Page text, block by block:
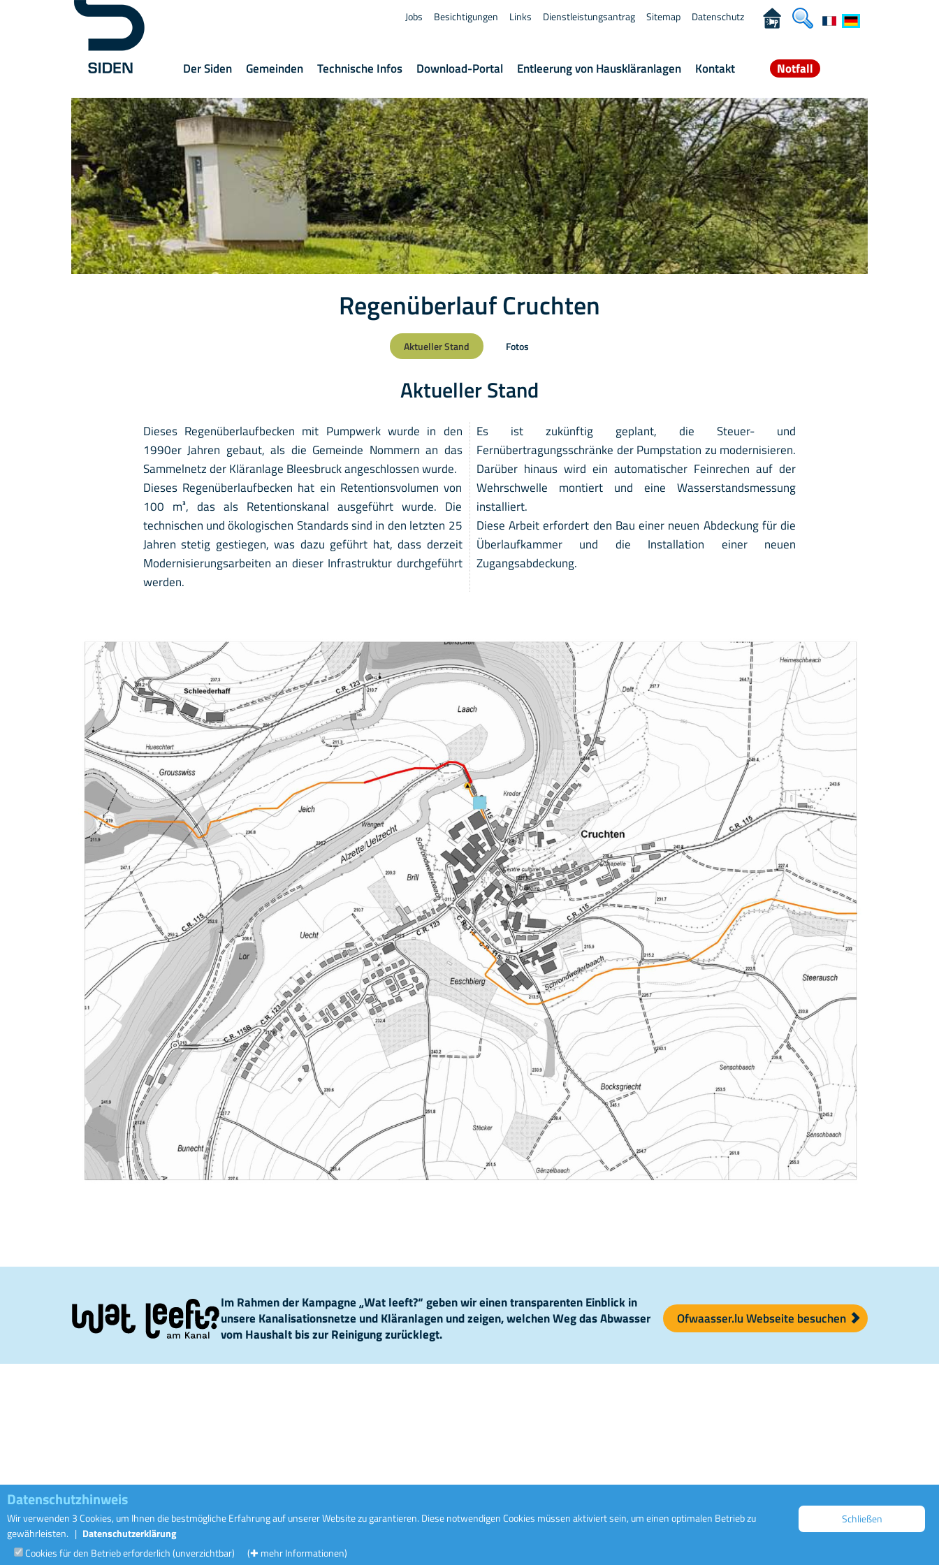
Der Siden Gemeinden Technische Infos Download-Portal Entleerung von Hauskläranlagen Kontakt Notfall
Jobs Besichtigungen Links Dienstleistungsantrag Sitemap Datenschutz
Regenüberlauf Cruchten
Aktueller Stand Fotos
Aktueller Stand
Dieses Regenüberlaufbecken mit Pumpwerk wurde in den
1990er Jahren gebaut, als die Gemeinde Nommern an das
Sammelnetz der Kläranlage Bleesbruck angeschlossen wurde.
Dieses Regenüberlaufbecken hat ein Retentionsvolumen von
100 m³, das als Retentionskanal ausgeführt wurde. Die
technischen und ökologischen Standards sind in den letzten 25
Jahren stetig gestiegen, was dazu geführt hat, dass derzeit
Modernisierungsarbeiten an dieser Infrastruktur durchgeführt
werden.
Es ist zukünftig geplant, die Steuer- und
Fernübertragungsschränke der Pumpstation zu modernisieren.
Darüber hinaus wird ein automatischer Feinrechen auf der
Wehrschwelle montiert und eine Wasserstandsmessung
installiert.
Diese Arbeit erfordert den Bau einer neuen Abdeckung für die
Überlaufkammer und die Installation einer neuen
Zugangsabdeckung.
Datenschutzhinweis
Wir verwenden 3 Cookies, um Ihnen die bestmögliche Erfahrung auf unserer Website zu garantieren. Diese notwendigen Cookies müssen aktiviert sein, um einen optimalen Betrieb zu
gewährleisten. | Datenschutzerklärung
Cookies für den Betrieb erforderlich (unverzichtbar)
(✚ mehr Informationen)
Schließen
Im Rahmen der Kampagne „Wat leeft?“ geben wir einen transparenten Einblick in
unsere Kanalisationsnetze und Kläranlagen und zeigen, welchen Weg das Abwasser
vom Haushalt bis zur Reinigung zurücklegt.
Ofwaasser.lu Webseite besuchen